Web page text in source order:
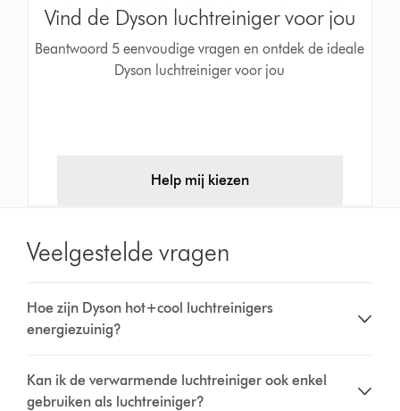
Vind de Dyson luchtreiniger voor jou
Beantwoord 5 eenvoudige vragen en ontdek de ideale
Dyson luchtreiniger voor jou
Help mij kiezen
Veelgestelde vragen
Hoe zijn Dyson hot+cool luchtreinigers
energiezuinig?
Kan ik de verwarmende luchtreiniger ook enkel
gebruiken als luchtreiniger?